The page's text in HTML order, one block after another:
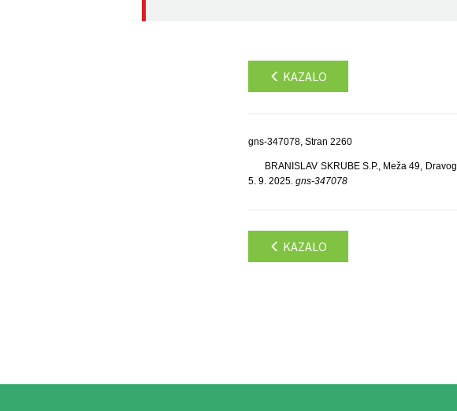
KAZALO
gns-347078, Stran 2260
BRANISLAV SKRUBE S.P., Meža 49,
5. 9. 2025. gns-347078
KAZALO